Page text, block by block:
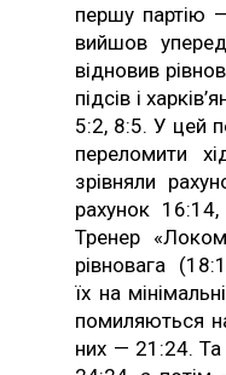
першу партію
вийшов
відновив
підсів і
5:2, 8:5. У цей
переломити
зрівняли
рахунок
Тренер
рівновага
їх на
помиляються
них — 21:24. Та